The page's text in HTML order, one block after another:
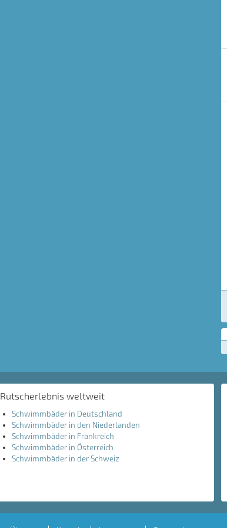
Rutscherlebnis weltweit
Schwimmbäder in Deutschland
Schwimmbäder in den Niederlanden
Schwimmbäder in Frankreich
Schwimmbäder in Österreich
Schwimmbäder in der Schweiz